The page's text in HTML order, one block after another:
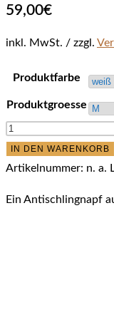
59,00€
inkl. MwSt. zzgl.
Produktfarbe
Produktgroesse
Pawness
Antischlingnapf
Bo
IN DEN WARENKORB
Artikelnummer: n. a.
Ein Antischlingnapf